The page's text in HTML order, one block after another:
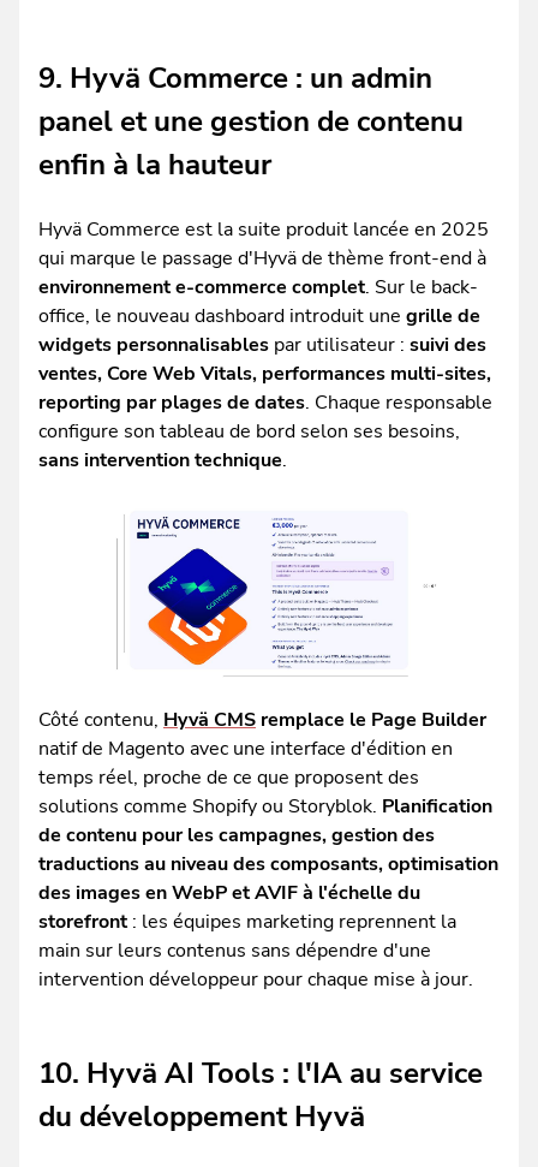
9. Hyvä Commerce : un admin
panel et une gestion de contenu
enfin à la hauteur
Hyvä Commerce est la suite produit lancée en 2025
qui marque le passage d'Hyvä de thème front-end à
environnement e-commerce complet. Sur le back-
office, le nouveau dashboard introduit une grille de
widgets personnalisables par utilisateur : suivi des
ventes, Core Web Vitals, performances multi-sites,
reporting par plages de dates. Chaque responsable
configure son tableau de bord selon ses besoins,
sans intervention technique.
Côté contenu, Hyvä CMS remplace le Page Builder
natif de Magento avec une interface d'édition en
temps réel, proche de ce que proposent des
solutions comme Shopify ou Storyblok. Planification
de contenu pour les campagnes, gestion des
traductions au niveau des composants, optimisation
des images en WebP et AVIF à l'échelle du
storefront: les équipes marketing reprennent la
main sur leurs contenus sans dépendre d'une
intervention développeur pour chaque mise à jour.
10. Hyvä AI Tools : l'IA au service
du développement Hyvä